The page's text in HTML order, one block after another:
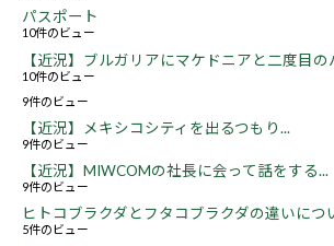
パスポート
10件のビュー
【近況】ブルガリアにマケドニアと二度目の
10件のビュー
9件のビュー
【近況】メキシコシティを出るつもり...
9件のビュー
【近況】MIWCOMの社長に会って話をする...
9件のビュー
ヒトコブラクダとフタコブラクダの違いにつ
5件のビュー